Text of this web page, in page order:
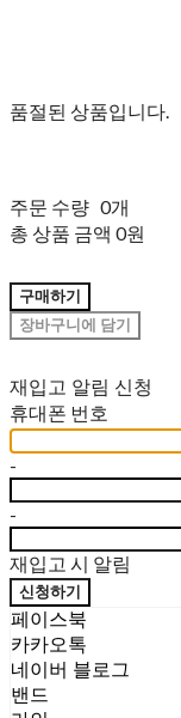
품절된 상품입니다.
주문 수량 0개
총 상품 금액 0원
구매하기
장바구니에 담기
재입고 알림 신청
휴대폰 번호
-
-
재입고 시 알림
신청하기
페이스북
카카오톡
네이버 블로그
밴드